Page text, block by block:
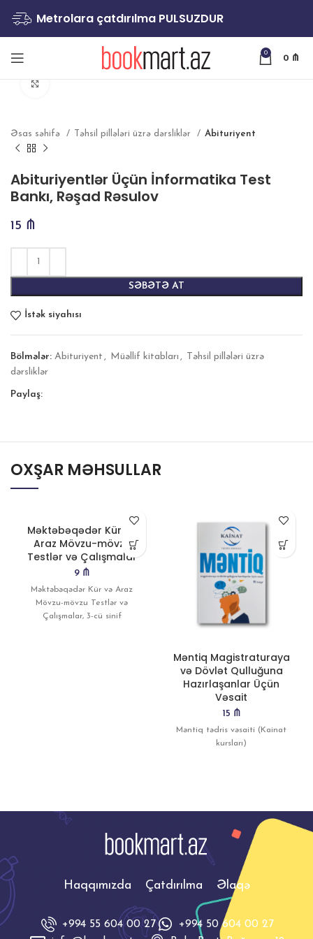
Metrolara çatdırılma PULSUZDUR
0
0 ₼
Əsas səhifə Təhsil pillələri üzrə dərsliklər Abituriyent
Abituriyentlər Üçün İnformatika Test
Bankı, Rəşad Rəsulov
15 ₼
SƏBƏTƏ AT
İstək siyahısı
Bölmələr: Abituriyent , Müəllif kitabları , Təhsil pillələri üzrə
dərsliklər
Paylaş:
OXŞAR MƏHSULLAR
Məktəbəqədər Kür və
Araz Mövzu-mövzu
Testlər və Çalışmalar
9 ₼
Məktəbəqədər Kür və Araz
Mövzu-mövzu Testlər və
Çalışmalar, 3-cü sinif
Məntiq Magistraturaya
və Dövlət Qulluğuna
Hazırlaşanlar Üçün
Vəsait
15 ₼
Məntiq tədris vəsaiti (Kainat
kursları)
Haqqımızda Çatdırılma Əlaqə
+994 55 604 00 27
+994 50 604 00 27